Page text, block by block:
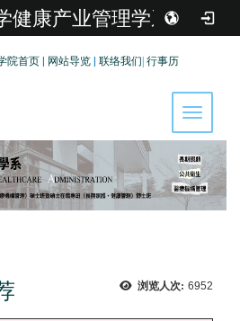
健康产业管理学系
院首页 网站导览 联络我们 行事历
Toggle
浏览人次: 6952